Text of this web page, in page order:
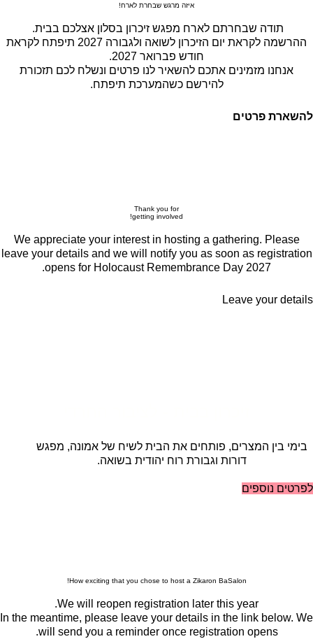
איזה מרגש שבחרת לארח!
תודה שבחרתם לארח מפגש זיכרון בסלון אצלכם בבית.
ההרשמה לקראת יום הזיכרון לשואה ולגבורה 2027 תיפתח לקראת
חודש פברואר 2027.
אנחנו מזמינים אתכם להשאיר לנו פרטים ונשלח לכם תזכורת
להירשם כשהמערכת תיפתח.
להשארת פרטים
Thank you for
getting involved!
We appreciate your interest in hosting a gathering. Please
leave your details and we will notify you as soon as registration
opens for Holocaust Remembrance Day 2027.
Leave your details
בימי בין המצרים, פותחים את הבית לשיח של אמונה, מפגש
דורות וגבורת רוח יהודית בשואה.
לפרטים נוספים
How exciting that you chose to host a Zikaron BaSalon!
We will reopen registration later this year.
In the meantime, please leave your details in the link below. We
will send you a reminder once registration opens.